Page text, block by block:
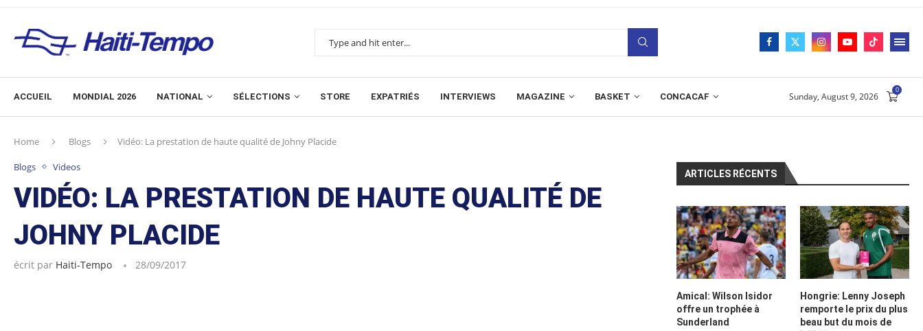
ACCUEIL MONDIAL 2026 NATIONAL SÉLECTIONS STORE EXPATRIÉS INTERVIEWS MAGAZINE BASKET CONCACAF Sunday, August 9, 2026
0
Home Blogs Vidéo: La prestation de haute qualité de Johny Placide
Blogs Videos
VIDÉO: LA PRESTATION DE HAUTE QUALITÉ DE
JOHNY PLACIDE
écrit par Haiti-Tempo 28/09/2017
ARTICLES RÉCENTS
Amical: Wilson Isidor
offre un trophée à
Sunderland
Hongrie: Lenny Joseph
remporte le prix du plus
beau but du mois de